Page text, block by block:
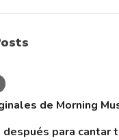
de Morning
después para cantar